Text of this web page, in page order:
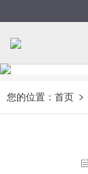
您的位置： 首页